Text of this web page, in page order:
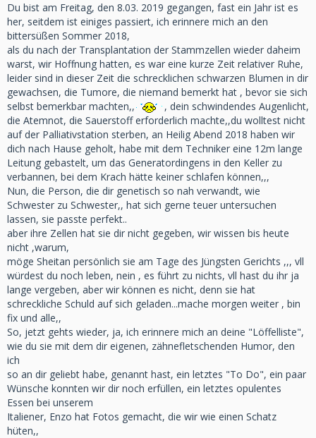
Du bist am Freitag, den 8.03. 2019 gegangen, fast ein Jahr ist es
her, seitdem ist einiges passiert, ich erinnere mich an den
bittersüßen Sommer 2018,
als du nach der Transplantation der Stammzellen wieder daheim
warst, wir Hoffnung hatten, es war eine kurze Zeit relativer Ruhe,
leider sind in dieser Zeit die schrecklichen schwarzen Blumen in dir
gewachsen, die Tumore, die niemand bemerkt hat , bevor sie sich
selbst bemerkbar machten,,
, dein schwindendes Augenlicht,
die Atemnot, die Sauerstoff erforderlich machte,,du wolltest nicht
auf der Palliativstation sterben, an Heilig Abend 2018 haben wir
dich nach Hause geholt, habe mit dem Techniker eine 12m lange
Leitung gebastelt, um das Generatordingens in den Keller zu
verbannen, bei dem Krach hätte keiner schlafen können,,,
Nun, die Person, die dir genetisch so nah verwandt, wie
Schwester zu Schwester,, hat sich gerne teuer untersuchen
lassen, sie passte perfekt..
aber ihre Zellen hat sie dir nicht gegeben, wir wissen bis heute
nicht ,warum,
möge Sheitan persönlich sie am Tage des Jüngsten Gerichts ,,, vll
würdest du noch leben, nein , es führt zu nichts, vll hast du ihr ja
lange vergeben, aber wir können es nicht, denn sie hat
schreckliche Schuld auf sich geladen...mache morgen weiter , bin
fix und alle,,
So, jetzt gehts wieder, ja, ich erinnere mich an deine "Löffelliste",
wie du sie mit dem dir eigenen, zähnefletschenden Humor, den
ich
so an dir geliebt habe, genannt hast, ein letztes "To Do", ein paar
Wünsche konnten wir dir noch erfüllen, ein letztes opulentes
Essen bei unserem
Italiener, Enzo hat Fotos gemacht, die wir wie einen Schatz
hüten,,